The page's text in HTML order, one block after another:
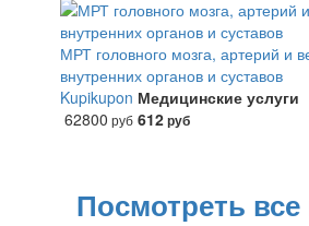
МРТ головного мозга, артерий и
внутренних органов и суставов
Kupikupon Медицинские услуги
62800 руб 612руб
Посмотреть